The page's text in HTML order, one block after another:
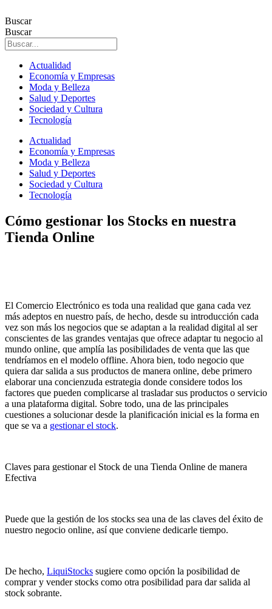
al
contenido
Buscar
Buscar
Actualidad
Economía y Empresas
Moda y Belleza
Salud y Deportes
Sociedad y Cultura
Tecnología
Actualidad
Economía y Empresas
Moda y Belleza
Salud y Deportes
Sociedad y Cultura
Tecnología
Cómo gestionar los Stocks en nuestra
Tienda Online
El Comercio Electrónico es toda una realidad que gana cada vez
más adeptos en nuestro país, de hecho, desde su introducción cada
vez son más los negocios que se adaptan a la realidad digital al ser
conscientes de las grandes ventajas que ofrece adaptar tu negocio al
mundo online, que amplía las posibilidades de venta que las que
tendríamos en el modelo offline. Ahora bien, todo negocio que
quiera dar salida a sus productos de manera online, debe primero
elaborar una concienzuda estrategia donde considere todos los
factores que pueden complicarse al trasladar sus productos o servicio
a una plataforma digital. Sobre todo, una de las principales
cuestiones a solucionar desde la planificación inicial es la forma en
que se va a gestionar el stock.
Claves para gestionar el Stock de una Tienda Online de manera
Efectiva
Puede que la gestión de los stocks sea una de las claves del éxito de
nuestro negocio online, así que conviene dedicarle tiempo.
De hecho, LiquiStocks sugiere como opción la posibilidad de
comprar y vender stocks como otra posibilidad para dar salida al
stock sobrante.